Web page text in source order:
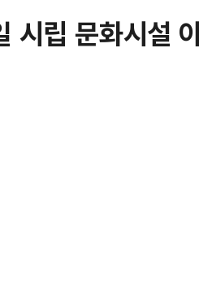
시립 문화시설